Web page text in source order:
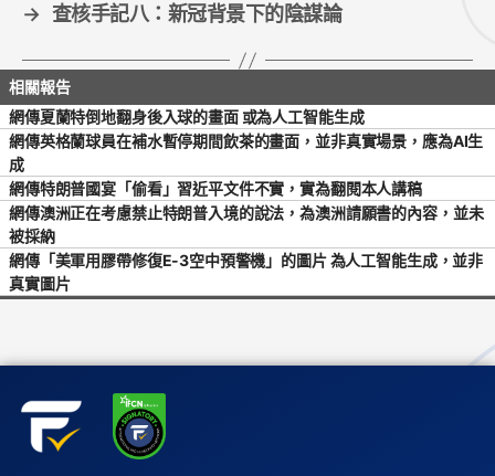
→ 查核手記八：新冠背景下的陰謀論
網傳夏蘭特倒地翻身後入球的畫面 或為人工智能生成
網傳英格蘭球員在補水暫停期間飲茶的畫面，並非真實場景，應為AI生
成
網傳特朗普國宴「偷看」習近平文件不實，實為翻閱本人講稿
網傳澳洲正在考慮禁止特朗普入境的說法，為澳洲請願書的內容，並未
被採納
網傳「美軍用膠帶修復E-3空中預警機」的圖片 為人工智能生成，並非
真實圖片